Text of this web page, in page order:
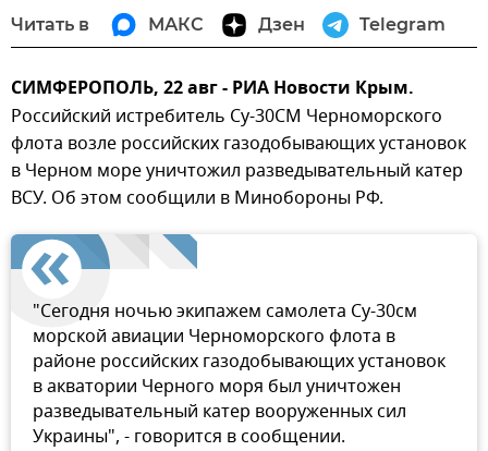
Читать в МАКС Дзен Telegram
СИМФЕРОПОЛЬ, 22 авг - РИА Новости Крым.
Российский истребитель Су-30СМ Черноморского
флота возле российских газодобывающих установок
в Черном море уничтожил разведывательный катер
ВСУ. Об этом сообщили в Минобороны РФ.
"Сегодня ночью экипажем самолета Су-30см
морской авиации Черноморского флота в
районе российских газодобывающих установок
в акватории Черного моря был уничтожен
разведывательный катер вооруженных сил
Украины", - говорится в сообщении.